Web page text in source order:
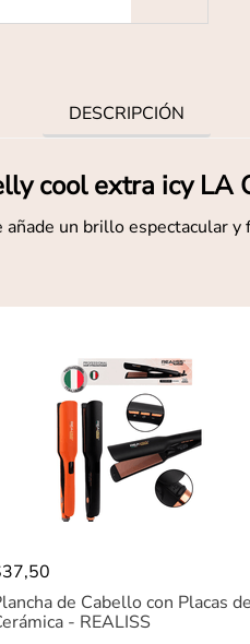
DESCRIPCIÓN
cool extra icy LA
un brillo espectacular
37,50
de Cabello con Placas de
- REALISS